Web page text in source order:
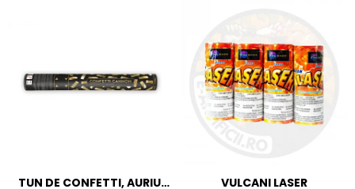
TUN DE CONFETTI, AURIU,
VULCANI LASER